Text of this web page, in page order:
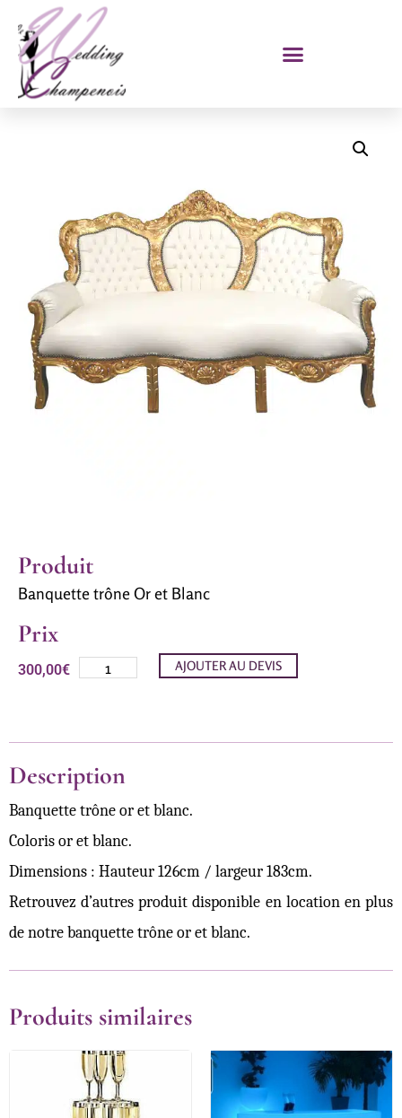
Produit
Banquette trône Or et Blanc
Prix
300,00€ AJOUTER AU DEVIS
Description
Banquette trône or et blanc.
Coloris or et blanc.
Dimensions : Hauteur 126cm / largeur 183cm.
Retrouvez d’autres produit disponible en location en plus
de notre banquette trône or et blanc.
Produits similaires